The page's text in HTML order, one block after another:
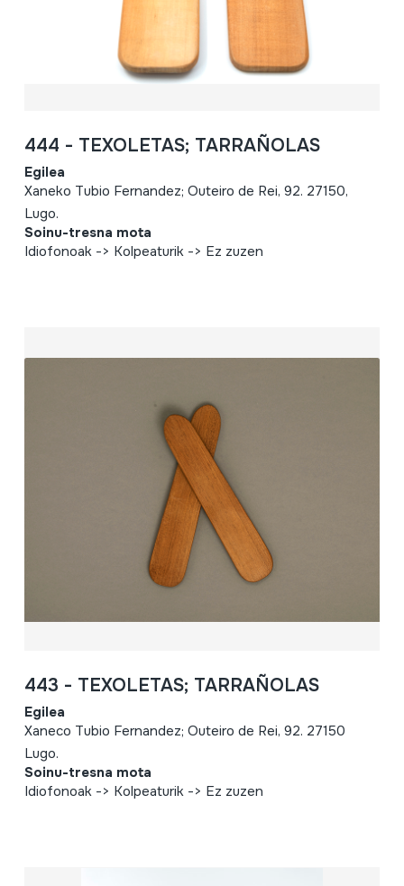
444 - TEXOLETAS; TARRAÑOLAS
Egilea
Xaneko Tubio Fernandez; Outeiro de Rei, 92. 27150,
Lugo.
Soinu-tresna mota
Idiofonoak -> Kolpeaturik -> Ez zuzen
443 - TEXOLETAS; TARRAÑOLAS
Egilea
Xaneco Tubio Fernandez; Outeiro de Rei, 92. 27150
Lugo.
Soinu-tresna mota
Idiofonoak -> Kolpeaturik -> Ez zuzen